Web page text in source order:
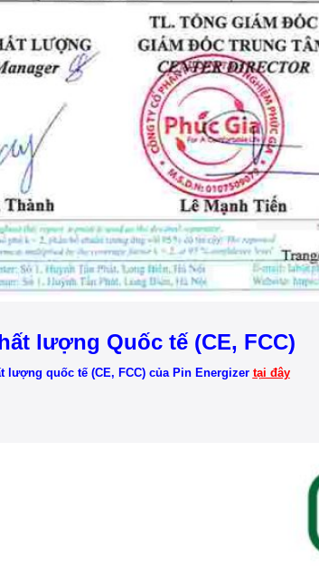
lượng Quốc tế (CE, FCC)
quốc tế (CE, FCC) của Pin Energizer tại đây